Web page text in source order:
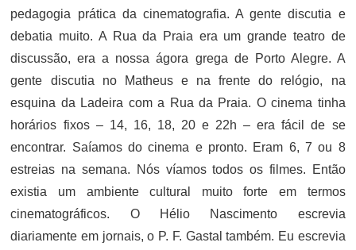
pedagogia prática da cinematografia. A gente discutia e
debatia muito. A Rua da Praia era um grande teatro de
discussão, era a nossa ágora grega de Porto Alegre. A
gente discutia no Matheus e na frente do relógio, na
esquina da Ladeira com a Rua da Praia. O cinema tinha
horários fixos – 14, 16, 18, 20 e 22h – era fácil de se
encontrar. Saíamos do cinema e pronto. Eram 6, 7 ou 8
estreias na semana. Nós víamos todos os filmes. Então
existia um ambiente cultural muito forte em termos
cinematográficos. O Hélio Nascimento escrevia
diariamente em jornais, o P. F. Gastal também. Eu escrevia